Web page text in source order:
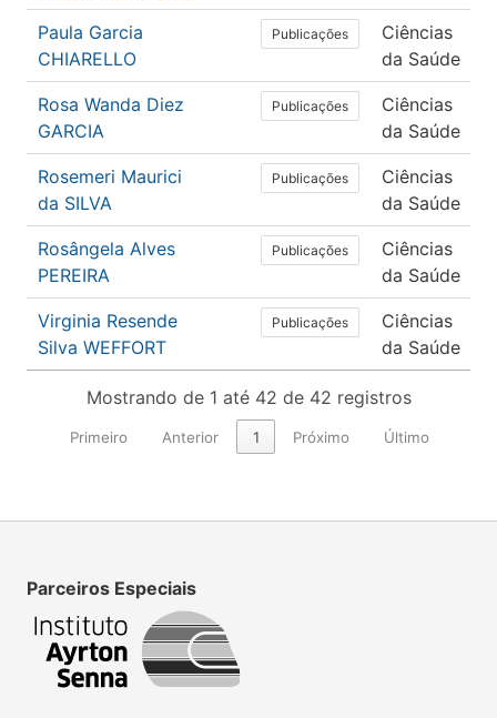
Paula Garcia
CHIARELLO
Publicações
Ciências
da Saúde
Rosa Wanda Diez
GARCIA
Publicações
Ciências
da Saúde
Rosemeri Maurici
da SILVA
Publicações
Ciências
da Saúde
Rosângela Alves
PEREIRA
Publicações
Ciências
da Saúde
Virginia Resende
Silva WEFFORT
Publicações
Ciências
da Saúde
Mostrando de 1 até 42 de 42 registros
Primeiro Anterior 1 Próximo Último
Parceiros Especiais